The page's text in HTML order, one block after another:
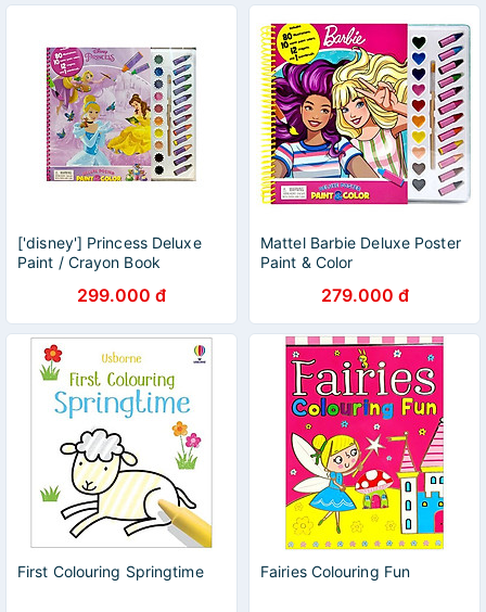
['disney'] Princess Deluxe
Paint / Crayon Book
299.000 đ
Mattel Barbie Deluxe Poster
Paint & Color
279.000 đ
First Colouring Springtime Fairies Colouring Fun